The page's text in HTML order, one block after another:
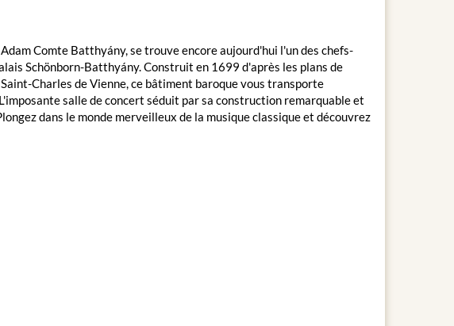
Comte Batthyány, se trouve encore aujourd'hui l'un des chefs-
Schönborn-Batthyány. Construit en 1699 d'après les plans de
Charles de Vienne, ce bâtiment baroque vous transporte
salle de concert séduit par sa construction remarquable et
dans le monde merveilleux de la musique classique et découvrez